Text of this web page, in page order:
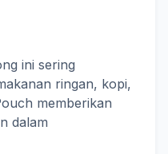
ini sering
ringan, kopi,
memberikan
dalam